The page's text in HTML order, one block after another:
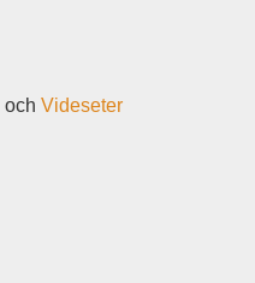
och Videseter